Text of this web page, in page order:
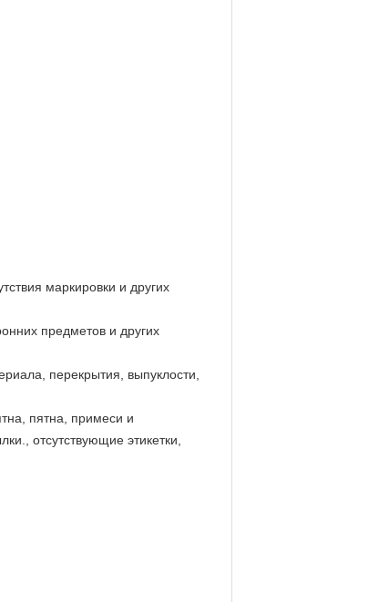
маркировки и других
предметов и других
перекрытия, выпуклости,
пятна, примеси и
отсутствующие этикетки,